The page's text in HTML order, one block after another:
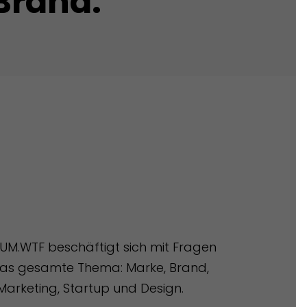
beschäftigt sich mit Fragen
gesamte Thema: Marke, Brand,
Startup und Design.